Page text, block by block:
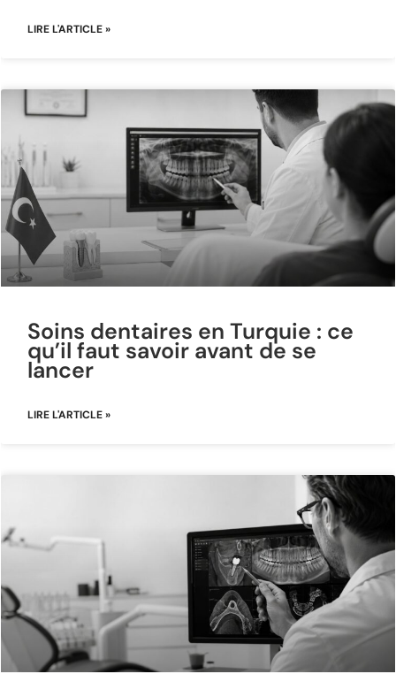
LIRE L'ARTICLE »
Soins dentaires en Turquie : ce
qu’il faut savoir avant de se
lancer
LIRE L'ARTICLE »